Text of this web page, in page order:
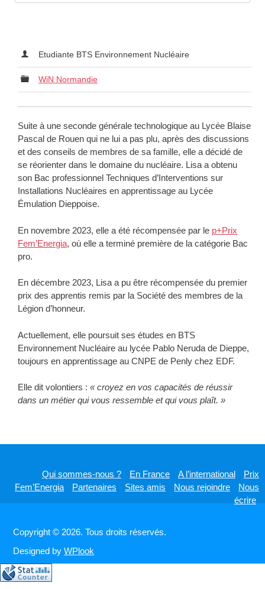
Etudiante BTS Environnement Nucléaire
WiN Normandie
Suite à une seconde générale technologique au Lycée Blaise
Pascal de Rouen qui ne lui a pas plu, après des discussions
et des conseils de membres de sa famille, elle a décidé de
se réorienter dans le domaine du nucléaire. Lisa a obtenu
son Bac professionnel Techniques d’Interventions sur
Installations Nucléaires en apprentissage au Lycée
Émulation Dieppoise.
En novembre 2023, elle a été récompensée par le p+Prix
Fem’Energia, où elle a terminé première de la catégorie Bac
pro.
En décembre 2023, Lisa a pu être récompensée du premier
prix des apprentis remis par la Société des membres de la
Légion d’honneur.
Actuellement, elle poursuit ses études en BTS
Environnement Nucléaire au lycée Pablo Neruda de Dieppe,
toujours en apprentissage au CNPE de Penly chez EDF.
Elle dit volontiers :« croyez en vos capacités de réussir
dans un métier qui vous ressemble et qui vous plaît. »
Qui sommes-nous ? En France A l’international
Prix
Fem’Energia
Partenaires Sites amis Nous rejoindre
Nous
écrire
Copyright © 2026. Tous droits réservés.
Designed byWPlook